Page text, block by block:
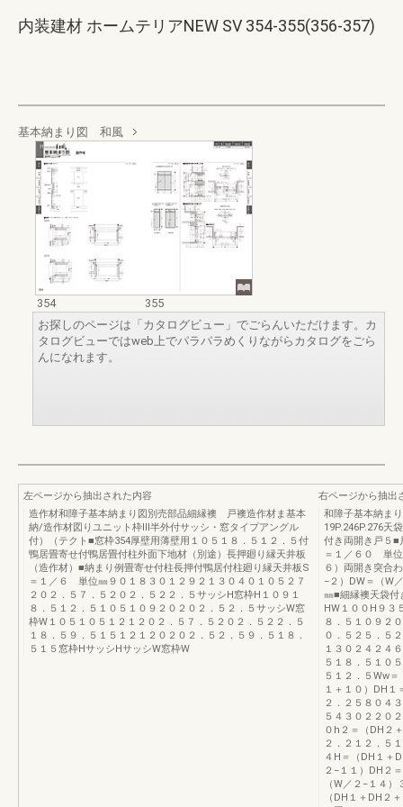
内装建材 ホームテリアNEW SV 354-355(356-357)
基本納まり図 和風
354
355
お探しのページは「カタログビュー」でごらんいただけます。カ
タログビューではweb上でパラパラめくりながらカタログをごら
んになれます。
左ページから抽出された内容
造作材和障子基本納まり図別売部品細縁襖 戸襖造作材ま基本
納/造作材図りユニット枠Ⅲ半外付サッシ・窓タイプアングル
付）（テクト■窓枠354厚壁用薄壁用１０５１８．５１２．５付
鴨居畳寄せ付鴨居畳付柱外面下地材（別途）長押廻り縁天井板
（造作材）■納まり例畳寄せ付柱長押付鴨居付柱廻り縁天井板S
＝１／６ 単位㎜９０１８３０１２９２１３０４０１０５２７
２０２．５７．５２０２．５２２．５サッシH窓枠H１０９１
８．５１２．５１０５１０９２０２０２．５２．５サッシW窓
枠W１０５１０５１２１２０２．５７．５２０２．５２２．５
１８．５９．５１５１２１２０２０２．５２．５９．５１８．
５１５窓枠HサッシHサッシW窓枠W
右ページから抽出
和障子基本納ま
19P.246P.276天
付き両開き戸５■
＝１／６０ 単位
６）両開き突合
−２）DW＝（W
㎜■細縁襖天袋付
HW１００H９３
８．５１０９２
０．５２５．５
１３０２４２４
５１８．５１０
５１２．５Ww
１＋１０）DH１
２．２５８０４
５４３０２２０
０h２＝（DH２
２．２１２．５
４H＝（DH１＋
２−１１）DH２
（W／２−１４
（DH１＋DH２